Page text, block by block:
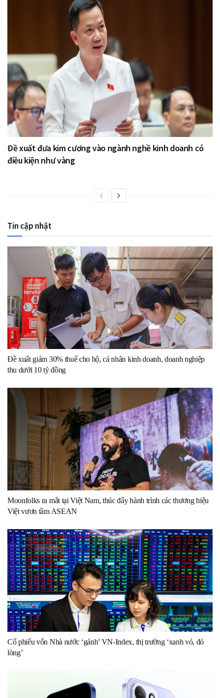
Đề xuất đưa kim cương vào ngành nghề kinh doanh có
điều kiện như vàng
Tin cập nhật
Đề xuất giảm 30% thuế cho hộ, cá nhân kinh doanh, doanh nghiệp
thu dưới 10 tỷ đồng
Moonfolks ra mắt tại Việt Nam, thúc đẩy hành trình các thương hiệu
Việt vươn tầm ASEAN
Cổ phiếu vốn Nhà nước ‘gánh’ VN-Index, thị trường ‘xanh vỏ, đỏ
lòng’